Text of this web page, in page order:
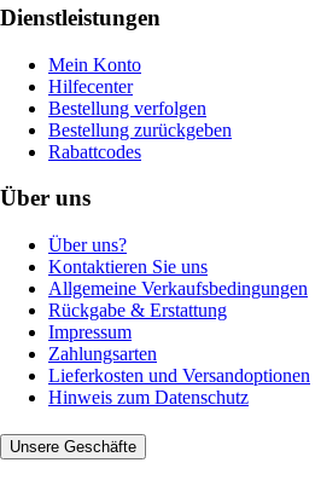
Dienstleistungen
Mein Konto
Hilfecenter
Bestellung verfolgen
Bestellung zurückgeben
Rabattcodes
Über uns
Über uns?
Kontaktieren Sie uns
Allgemeine Verkaufsbedingungen
Rückgabe & Erstattung
Impressum
Zahlungsarten
Lieferkosten und Versandoptionen
Hinweis zum Datenschutz
Unsere Geschäfte